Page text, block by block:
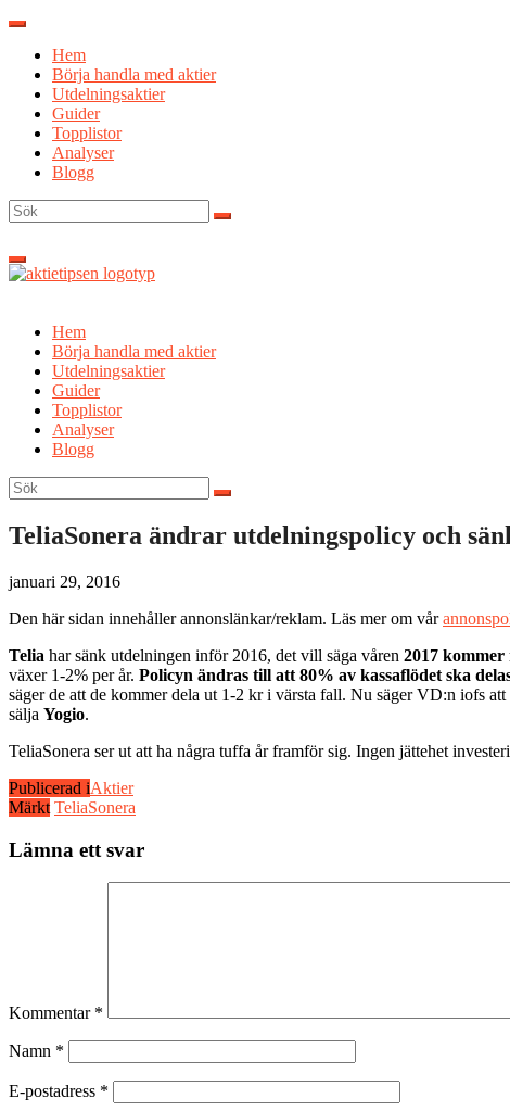
Hoppa
innehållHem
Börja handla med aktier
Utdelningsaktier
Guider
Topplistor
Analyser
Blogg
Sök
efter:
Hem
Börja handla med aktier
Utdelningsaktier
Guider
Topplistor
Analyser
Blogg
Sök
efter:
TeliaSonera ändrar utdelningspolicy och
januari 29, 2016
Den här sidan innehåller annonslänkar/reklam. Läs mer om vår
Telia har sänk utdelningen inför 2016, det vill säga våren 2017
växer 1-2% per år. Policyn ändras till att 80% av kassaflödet ska
säger de att de kommer dela ut 1-2 kr i värsta fall. Nu säger VD:n iofs
sälja Yogio.
TeliaSonera ser ut att ha några tuffa år framför sig. Ingen jättehet
Publicerad iAktier
Märkt TeliaSonera
Lämna ett svar
Kommentar *
Namn *
E-postadress *